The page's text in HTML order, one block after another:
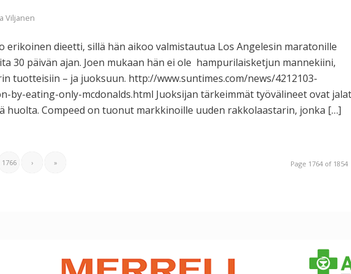
Viljanen
erikoinen dieetti, sillä hän aikoo valmistautua Los Angelesin maratonille
30 päivän ajan. Joen mukaan hän ei ole hampurilaisketjun mannekiini,
tuotteisiin – ja juoksuun. http://www.suntimes.com/news/4212103-
by-eating-only-mcdonalds.html Juoksijan tärkeimmät työvälineet ovat jalat
huolta. Compeed on tuonut markkinoille uuden rakkolaastarin, jonka […]
Page 1764 of 1854
1766 › »